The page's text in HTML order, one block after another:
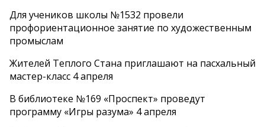
Для учеников школы №1532 провели
профориентационное занятие по художественным
промыслам
Жителей Теплого Стана приглашают на пасхальный
мастер-класс 4 апреля
В библиотеке №169 «Проспект» проведут
программу «Игры разума» 4 апреля